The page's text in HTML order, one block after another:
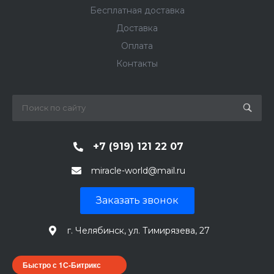
Бесплатная доставка
Доставка
Оплата
Контакты
+7 (919) 121 22 07
miracle-world@mail.ru
Заказать звонок
г. Челябинск, ул. Тимирязева, 27
Быстро с 1С-Битрикс